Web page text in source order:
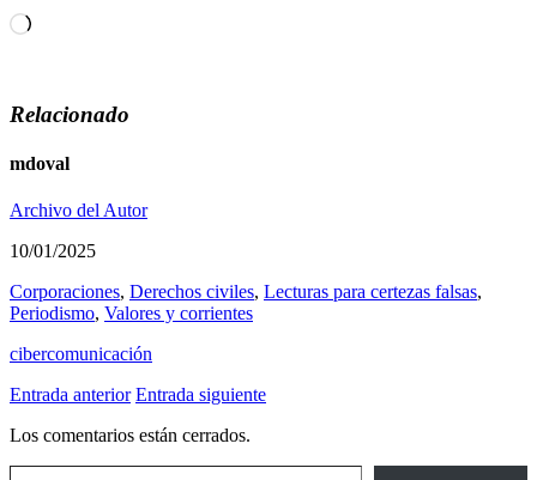
Cargando...
Relacionado
mdoval
Archivo del Autor
10/01/2025
Corporaciones, Derechos civiles, Lecturas para certezas falsas,
Periodismo, Valores y corrientes
cibercomunicación
Entrada anterior Entrada siguiente
Los comentarios están cerrados.
Escribe tu correo electrónico…